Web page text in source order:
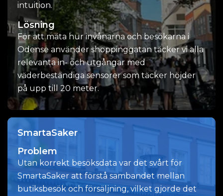
intuition.
Lösning
För att mäta hur invånarna och besökarna i
Odense använder shoppinggatan täcker vi alla
relevanta in- och utgångar med
väderbeständiga sensorer som täcker höjder
på upp till 20 meter.
SmartaSaker
Problem
Utan korrekt besöksdata var det svårt för
SmartaSaker att förstå sambandet mellan
butiksbesök och försäljning, vilket gjorde det